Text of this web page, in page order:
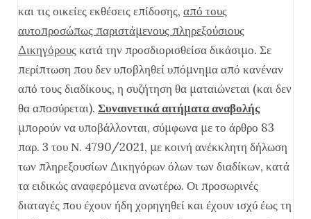
και τις οικείες εκθέσεις επίδοσης, από τους
αυτοπροσώπως παριστάμενους πληρεξούσιους
Δικηγόρουςκατά την προσδιορισθείσα δικάσιμο. Σε
περίπτωση που δεν υποβληθεί υπόμνημα από κανέναν
από τους διαδίκους, η συζήτηση θα ματαιώνεται (και δεν
θα αποσύρεται). Συναινετικά αιτήματα αναβολής
μπορούν να υποβάλλονται, σύμφωνα με το άρθρο 83
παρ. 3 του Ν. 4790/2021, με κοινή ανέκκλητη δήλωση
των πληρεξουσίων Δικηγόρων όλων των διαδίκων, κατά
τα ειδικώς αναφερόμενα ανωτέρω. Οι προσωρινές
διαταγές που έχουν ήδη χορηγηθεί και έχουν ισχύ έως τη